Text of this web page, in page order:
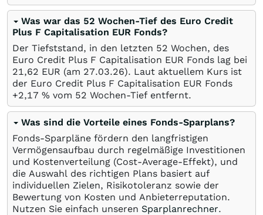
Was war das 52 Wochen-Tief des Euro Credit
Plus F Capitalisation EUR Fonds?
Der Tiefststand, in den letzten 52 Wochen, des
Euro Credit Plus F Capitalisation EUR Fonds lag bei
21,62 EUR (am 27.03.26). Laut aktuellem Kurs ist
der Euro Credit Plus F Capitalisation EUR Fonds
+2,17 % vom 52 Wochen-Tief entfernt.
Was sind die Vorteile eines Fonds-Sparplans?
Fonds-Sparpläne fördern den langfristigen
Vermögensaufbau durch regelmäßige Investitionen
und Kostenverteilung (Cost-Average-Effekt), und
die Auswahl des richtigen Plans basiert auf
individuellen Zielen, Risikotoleranz sowie der
Bewertung von Kosten und Anbieterreputation.
Nutzen Sie einfach unseren Sparplanrechner.